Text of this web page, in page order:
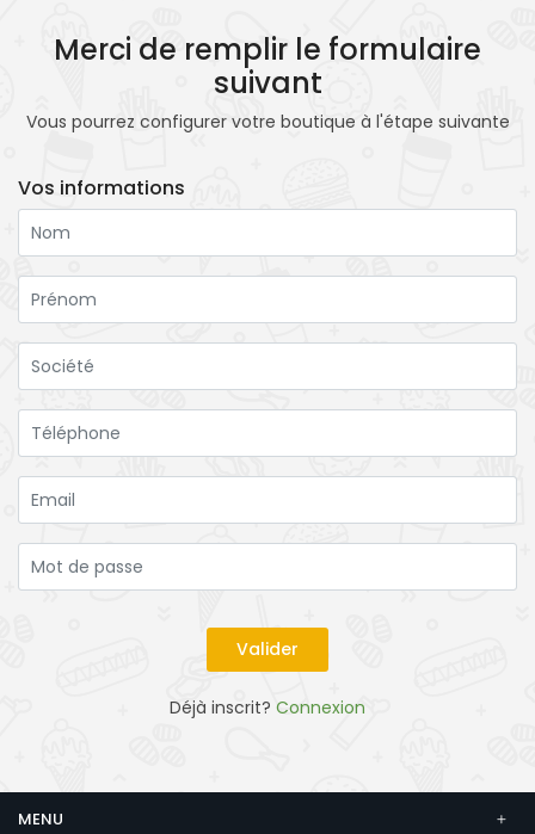
Merci de remplir le formulaire
suivant
Vous pourrez configurer votre boutique à l'étape suivante
Vos informations
Déjà inscrit? Connexion
MENU